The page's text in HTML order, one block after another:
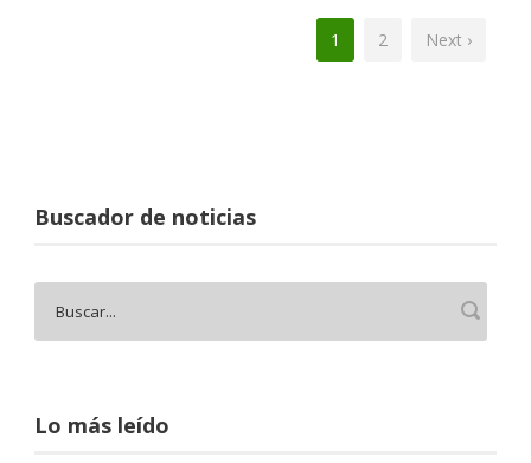
1 2 Next ›
Buscador de noticias
Lo más leído